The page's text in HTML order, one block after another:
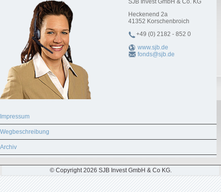
SJB Invest GmbH & Co. KG
Heckenend 2a
41352 Korschenbroich
+49 (0) 2182 - 852 0
www.sjb.de
fonds@sjb.de
Impressum
Wegbeschreibung
Archiv
© Copyright 2026 SJB Invest GmbH & Co KG.